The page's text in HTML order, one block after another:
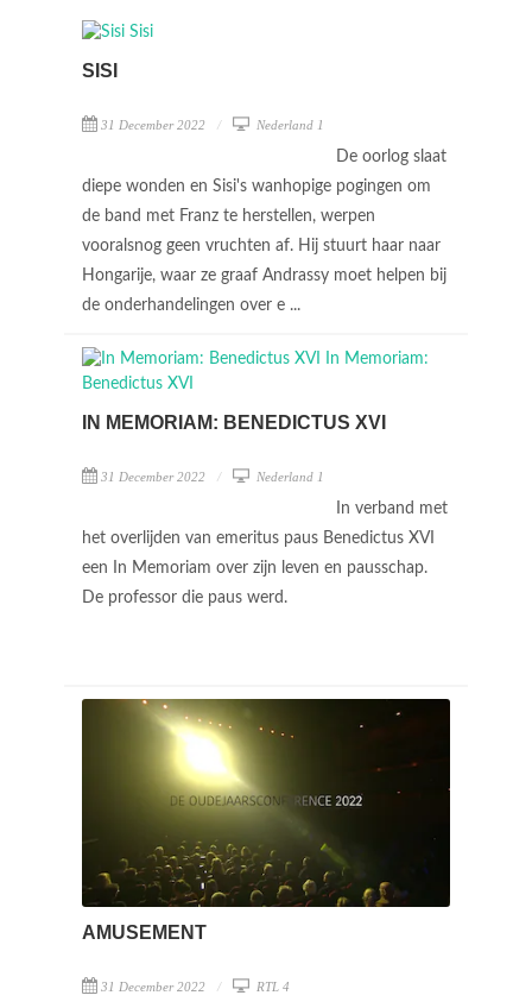
SISI
31 December 2022 Nederland 1
De oorlog slaat
diepe wonden en Sisi's wanhopige pogingen om
de band met Franz te herstellen, werpen
vooralsnog geen vruchten af. Hij stuurt haar naar
Hongarije, waar ze graaf Andrassy moet helpen bij
de onderhandelingen over e ...
IN MEMORIAM: BENEDICTUS XVI
31 December 2022 Nederland 1
In verband met
het overlijden van emeritus paus Benedictus XVI
een In Memoriam over zijn leven en pausschap.
De professor die paus werd.
AMUSEMENT
31 December 2022 RTL 4